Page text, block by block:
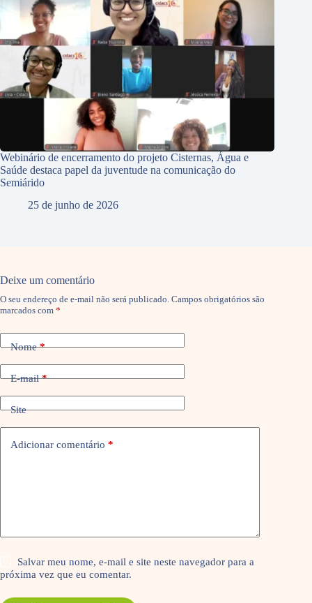
Webinário de encerramento do projeto Cisternas, Água e
Saúde destaca papel da juventude na comunicação do
Semiárido
25 de junho de 2026
Deixe um comentário
O seu endereço de e-mail não será publicado. Campos obrigatórios são
marcados com *
Nome*
E-mail*
Site
Adicionar comentário *
Salvar meu nome, e-mail e site neste navegador para a
próxima vez que eu comentar.